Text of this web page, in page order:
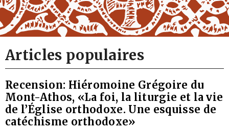
Articles populaires
Recension: Hiéromoine Grégoire du
Mont-Athos, «La foi, la liturgie et la vie
de l’Église orthodoxe. Une esquisse de
catéchisme orthodoxe»